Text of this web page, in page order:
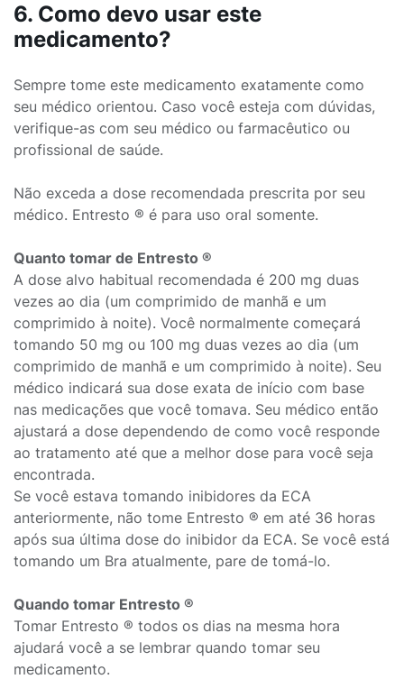
6. Como devo usar este
medicamento?
Sempre tome este medicamento exatamente como
seu médico orientou. Caso você esteja com dúvidas,
verifique-as com seu médico ou farmacêutico ou
profissional de saúde.
Não exceda a dose recomendada prescrita por seu
médico. Entresto ® é para uso oral somente.
Quanto tomar de Entresto ®
A dose alvo habitual recomendada é 200 mg duas
vezes ao dia (um comprimido de manhã e um
comprimido à noite). Você normalmente começará
tomando 50 mg ou 100 mg duas vezes ao dia (um
comprimido de manhã e um comprimido à noite). Seu
médico indicará sua dose exata de início com base
nas medicações que você tomava. Seu médico então
ajustará a dose dependendo de como você responde
ao tratamento até que a melhor dose para você seja
encontrada.
Se você estava tomando inibidores da ECA
anteriormente, não tome Entresto ® em até 36 horas
após sua última dose do inibidor da ECA. Se você está
tomando um Bra atualmente, pare de tomá-lo.
Quando tomar Entresto ®
Tomar Entresto ® todos os dias na mesma hora
ajudará você a se lembrar quando tomar seu
medicamento.